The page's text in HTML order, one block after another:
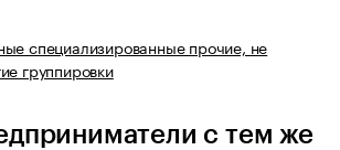
специализированные прочие, не
группировки
с тем же